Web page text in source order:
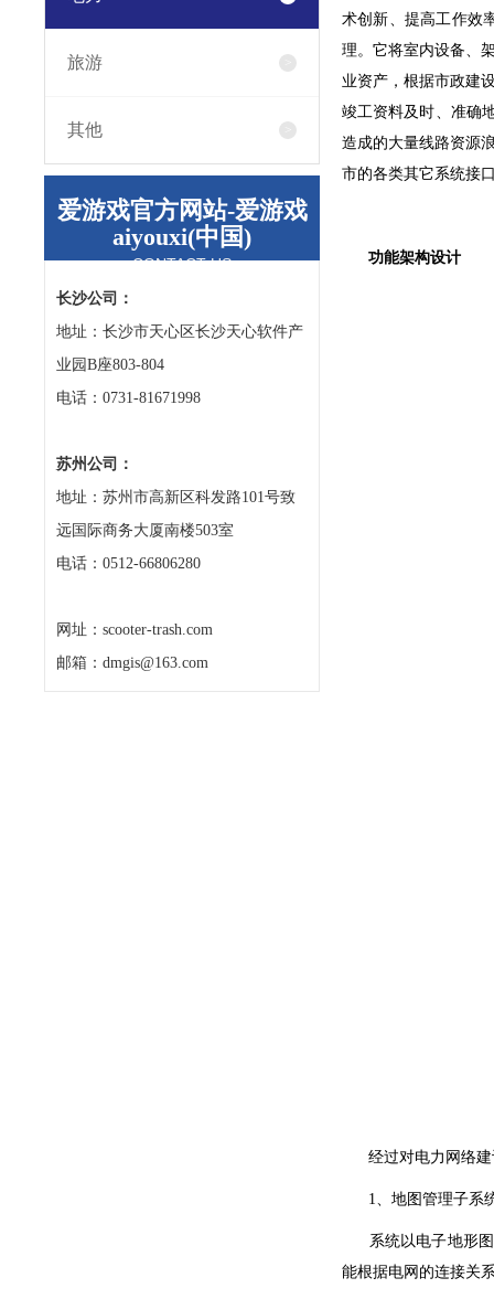
旅游
其他
爱游戏官方网站-爱游戏
aiyouxi(中国)
CONTACT US
长沙公司：
地址：长沙市天心区长沙天心软件产
业园B座803-804
电话：0731-81671998
苏州公司：
地址：苏州市高新区科发路101号致
远国际商务大厦南楼503室
电话：0512-66806280
网址：scooter-trash.com
邮箱：dmgis@163.com
术创新、提高工作效
理。它将室内设备、
业资产，根据市政建
竣工资料及时、准确
造成的大量线路资源
市的各类其它系统接
功能架构设计
经过对电力网络建
1、地图管理子系
系统以电子地形
能根据电网的连接关